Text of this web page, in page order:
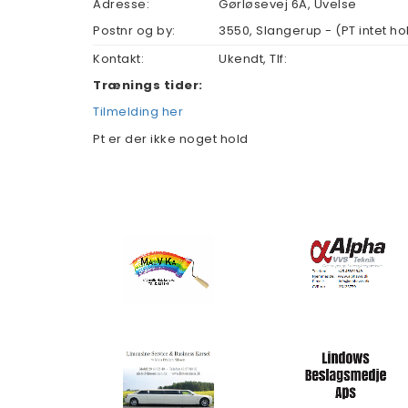
Adresse:
Gørløsevej 6A, Uvelse
Postnr og by:
3550, Slangerup - (PT intet
Kontakt:
Ukendt, Tlf:
Trænings tider:
Tilmelding her
Pt er der ikke noget hold